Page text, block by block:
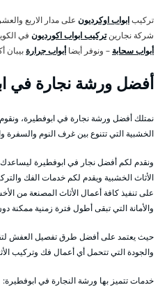
تركيبابواب اوكرديون على مدار الاربع
شركة نجارينتركيب ابواب اكورديون في
أبواب سحابة – ونوفر أيضاأبواب جرارةبيبان
أفضل ورشة نجارة في
نمتلك أفضل ورشة نجارة في ابوفطيرة،
الخشبية التي تتنوع بين غرف النوم والسفرة
ونقدم لكم أفضل نجار في ابوفطيرة
الأثاث الخشبية ويقدم لكم خدمات الفك
على تنفيذ كافة أعمال الأثاث المصنعة من
والأمانة التي تبقى أطول فترة زمنية ممكنة
حيث يعتمد على أفضل طرق تفصيل العفش
والجودة التي تتحمل أي أعمال فك وتركيب
خدمات تتميز بها ورشة النجارة في ابوفطيرة: